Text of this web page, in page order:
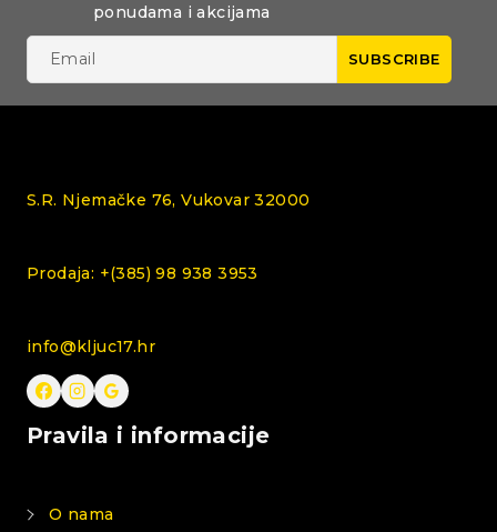
ponudama i akcijama
S.R. Njemačke 76, Vukovar 32000
Prodaja: +(385) 98 938 3953
info@kljuc17.hr
Pravila i informacije
O nama